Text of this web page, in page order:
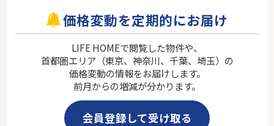
価格変動を定期的にお届け
LIFE HOMEで閲覧した物件や、
首都圏エリア（東京、神奈川、千葉、埼玉）の
価格変動の情報をお届けします。
前月からの増減が分かります。
会員登録して受け取る